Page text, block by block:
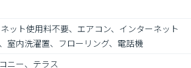
ット使用料不要、エアコン、インターネット
室内洗濯置、フローリング、電話機
ニー、テラス